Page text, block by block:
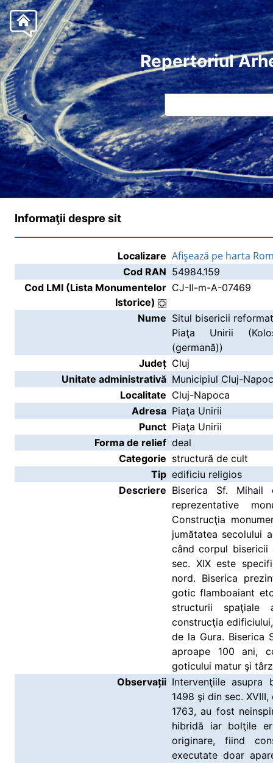
Repertoriul
Informaţii despre sit
Localizare Afişează pe harta
Cod RAN 54984.159
Cod LMI (Lista Monumentelor
Istorice)
CJ-II-m-A-07469
Nume Situl bisericii
Piaţa Unirii
(germană))
Județ Cluj
Unitate administrativă Municipiul Cluj-
Localitate Cluj-Napoca
Adresa Piaţa Unirii
Punct Piaţa Unirii
Forma de relief deal
Categorie structură de cult
Tip edificiu religios
Descriere Biserica Sf.
reprezentative
Construcţia
jumătatea secolului
când corpul
sec. XIX este
nord. Biserica
gotic flamboaiant
structurii
construcţia
de la Gura. Biserica
aproape 100 ani,
goticului matur şi
Observații Intervenţiile
1498 şi din sec.
1763, au fost
hibridă iar bolţile
originare, fiind
executate doar